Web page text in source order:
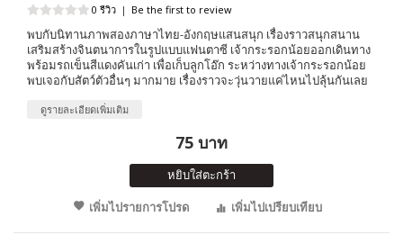
0 รีวิว | Be the first to review
พบกับนิทานภาพสองภาษาไทย-อังกฤษแสนสนุก เรื่องราวสนุกสนาน
เสริมสร้างจินตนาการในรูปแบบแฟนตาซี เจ้ากระรอกน้อยออกเดินทาง
พร้อมรถเข็นสีแดงคันเก่า เพื่อเก็บลูกโอ๊ก ระหว่างทางเจ้ากระรอกน้อย
พบเจอกับสัตว์ตัวอื่นๆ มากมาย เรื่องราวจะวุ่นวายแค่ไหนไปลุ้นกันเลย
ดูรายละเอียดเพิ่มเติม
75 บาท
หยิบใส่ตะกร้า
เพิ่มไปรายการโปรด
เพิ่มไปเปรียบเทียบ